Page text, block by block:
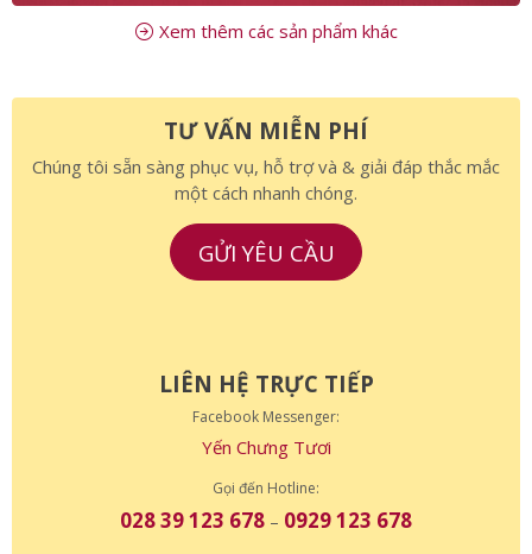
Xem thêm các sản phẩm khác
TƯ VẤN MIỄN PHÍ
Chúng tôi sẵn sàng phục vụ, hỗ trợ và & giải đáp thắc mắc
một cách nhanh chóng.
GỬI YÊU CẦU
LIÊN HỆ TRỰC TIẾP
Facebook Messenger:
Yến Chưng Tươi
Gọi đến Hotline:
028 39 123 678 – 0929 123 678